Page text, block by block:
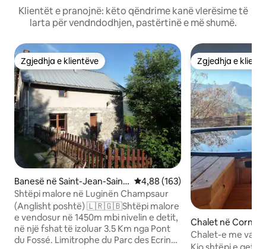
Klientët e pranojnë: këto qëndrime kanë vlerësime të
larta për vendndodhjen, pastërtinë e më shumë.
Zgjedhja e klientëve
Zgjedhja e klientëve
Banesë në Saint-Jean-Saint
-Nicolas
Vlerësimi mesatar 4,88 nga 5,
4,88 (163)
Shtëpi malore në Luginën Champsaur
(Anglisht poshtë) 🇱🇷🇬🇧Shtëpi malore
e vendosur në 1450m mbi nivelin e detit,
në një fshat të izoluar 3.5 Km nga Pont
du Fossé. Limitrophe du Parc des Ecrins,
Zgjedhja e
Zgjedhja e
Chalet në
le
Chalet-e me
dhe pamje nga
Kjo shtëpi e qetë